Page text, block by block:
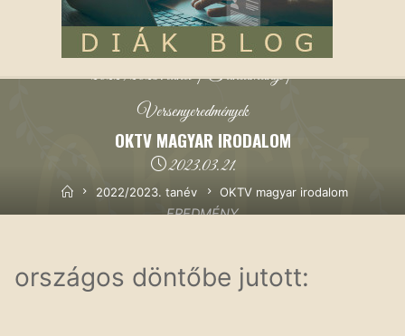
2022/2023. tanév|Tanulmányi|
Versenyeredmények
OKTV MAGYAR IRODALOM
2023.03.21.
EREDMÉNY
Kezdőoldal
2022/2023. tanév OKTV magyar irodalom
országos döntőbe jutott: